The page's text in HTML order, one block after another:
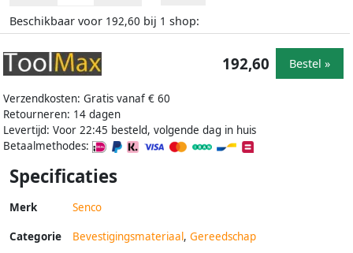
Beschikbaar voor 192,60 bij 1 shop:
Verzendkosten: Gratis vanaf € 60
Retourneren: 14 dagen
Levertijd: Voor 22:45 besteld, volgende dag in huis
Betaalmethodes:
192,60 Bestel »
Specificaties
Merk Senco
Categorie Bevestigingsmateriaal, Gereedschap